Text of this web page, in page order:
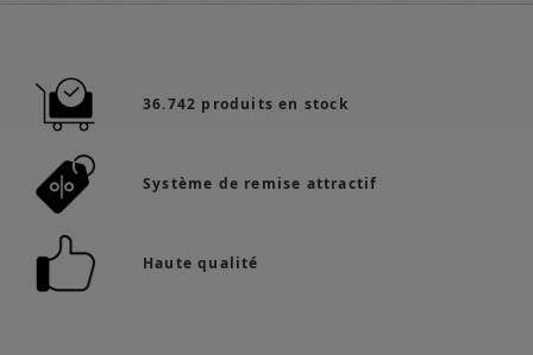
36.742 produits en stock
Système de remise attractif
Haute qualité